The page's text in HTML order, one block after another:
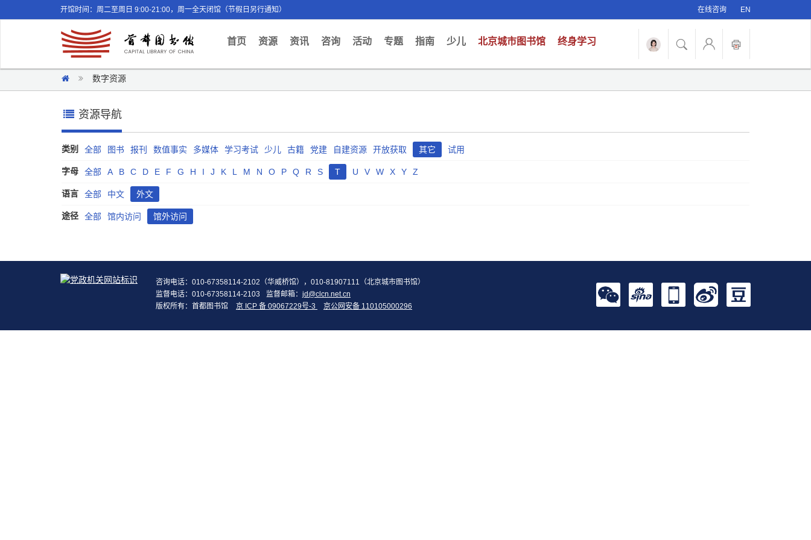
开馆时间：周二至周日 9:00-21:00，周一全天闭馆（节假日另行通知） 在线咨询 EN
首页(current)
资源 资讯 咨询 活动 专题 指南 少儿 北京城市图书馆 终身学习
数字资源
资源导航
类别 全部 图书 报刊 数值事实 多媒体 学习考试 少儿 古籍 党建 自建资源 开放获取 其它 试用
字母 全部 A B C D E F G H I J K L M N O P Q R S T U V W X Y Z
语言 全部 中文 外文
途径 全部 馆内访问 馆外访问
咨询电话：010-67358114-2102（华威桥馆），010-81907111（北京城市图书馆）
监督电话：010-67358114-2103
监督邮箱： jd@clcn.net.cn
版权所有：首都图书馆
京 ICP 备 09067229号-3 京公网安备 110105000296